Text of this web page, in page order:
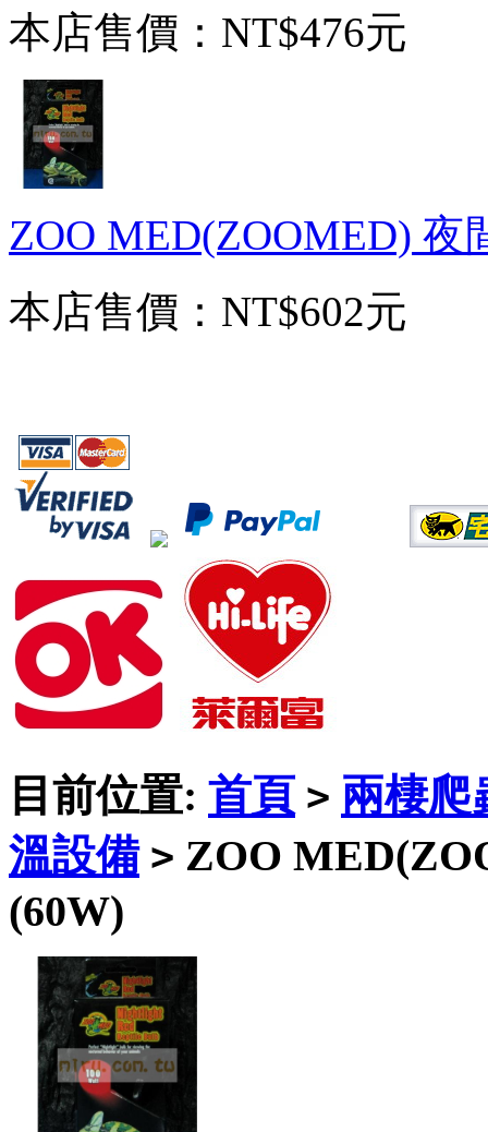
本店售價： NT$476元
ZOO MED(ZOOMED) 夜
本店售價： NT$602元
目前位置: 首頁 > 兩棲爬
溫設備 > ZOO
(60W)